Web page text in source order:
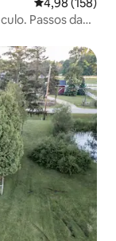
Passos da